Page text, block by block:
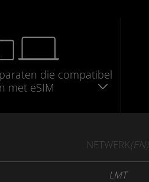
die compatibel
met eSIM
NETWERK(EN)
LMT